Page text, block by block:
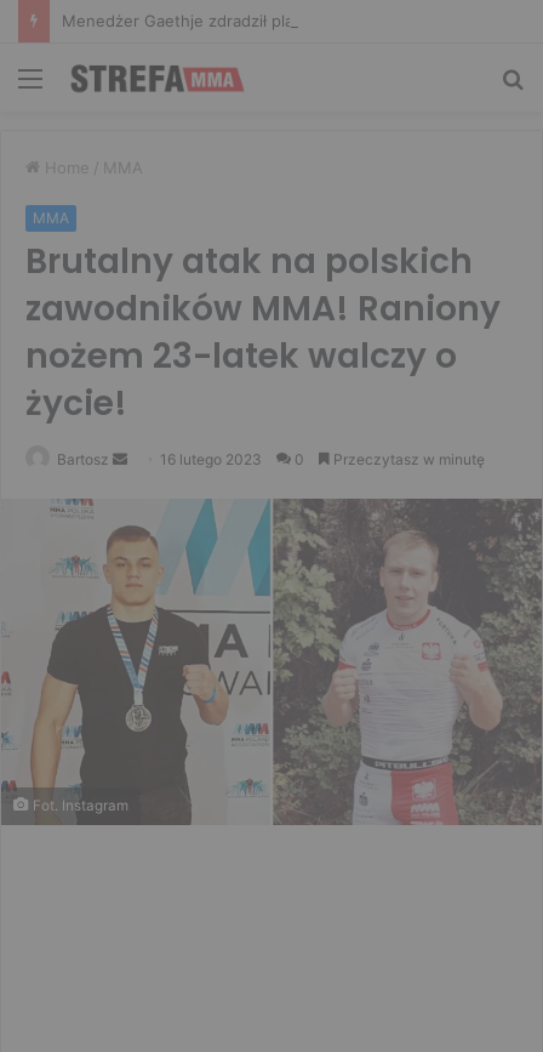
Menu
Home / MMA
MMA
Brutalny atak na polskich
zawodników MMA! Raniony
nożem 23-latek walczy o
życie!
Bartosz
Send 16 lutego 2023 0 Przeczytasz w minutę
Fot. Instagram